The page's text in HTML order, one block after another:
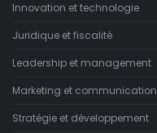
Innovation et technologie
Juridique et fiscalité
Leadership et management
Marketing et communication
Stratégie et développement